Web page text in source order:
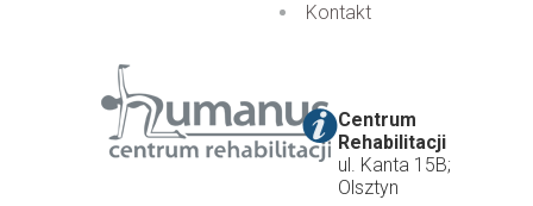
Kontakt
Centrum
Rehabilitacji
ul. Kanta 15B;
Olsztyn